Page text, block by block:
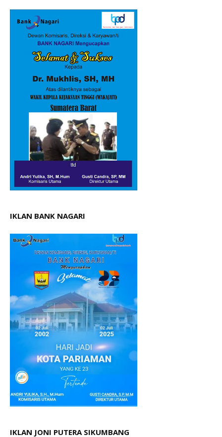
IKLAN BANK NAGARI
IKLAN JONI PUTERA SIKUMBANG